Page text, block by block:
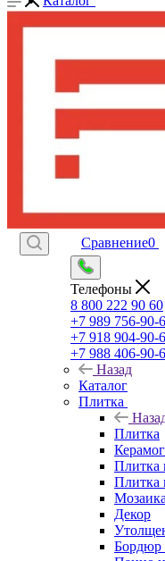
Сравнение0
Телефоны
8 800 222 90 60
+7 989 756-90-
+7 918 904-90-
+7 988 406-90-
Назад
Каталог
Плитка
Плитка
Плитка
Плитка
Мозаика
Декор
Бордюр